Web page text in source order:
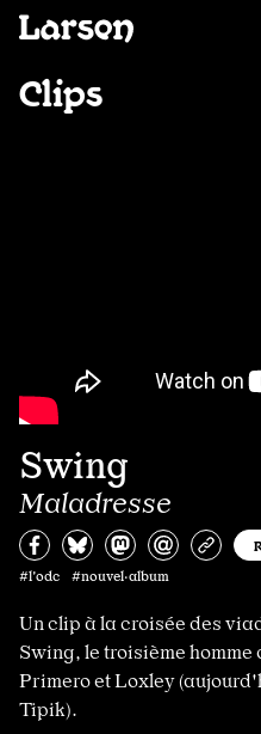
Fil d’ariane
Clips
Swing
Maladresse
Partagez sur Facebook
Partager sur Bluesky
Partager sur
Partagez
#l'odc #nouvel·album
Un clip à la croisée des
Swing, le troisième homme
Primero et Loxley
Tipik).